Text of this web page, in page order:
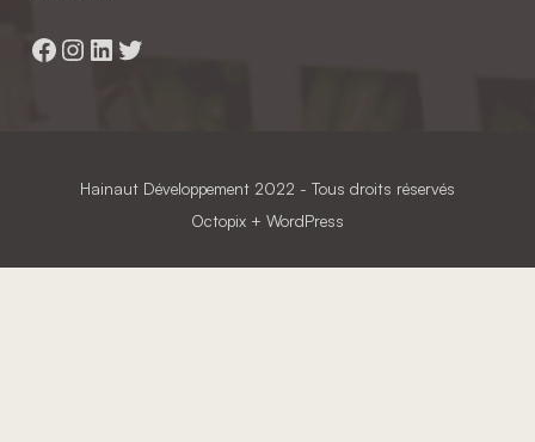
Facebook
Instagram
LinkedIn
Twitter
Hainaut Développement 2022 - Tous droits réservés
Octopix + WordPress